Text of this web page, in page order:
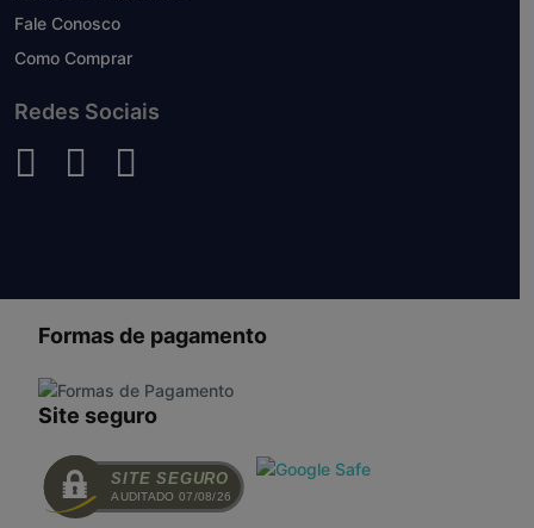
Fale Conosco
Como Comprar
Redes Sociais
Formas de pagamento
Site seguro
SITE SEGURO
AUDITADO 07/08/26